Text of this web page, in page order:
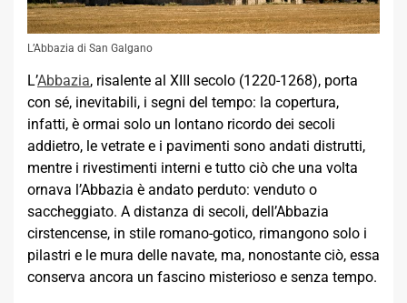
L’Abbazia di San Galgano
L’Abbazia, risalente al XIII secolo (1220-1268), porta
con sé, inevitabili, i segni del tempo: la copertura,
infatti, è ormai solo un lontano ricordo dei secoli
addietro, le vetrate e i pavimenti sono andati distrutti,
mentre i rivestimenti interni e tutto ciò che una volta
ornava l’Abbazia è andato perduto: venduto o
saccheggiato. A distanza di secoli, dell’Abbazia
cirstencense, in stile romano-gotico, rimangono solo i
pilastri e le mura delle navate, ma, nonostante ciò, essa
conserva ancora un fascino misterioso e senza tempo.